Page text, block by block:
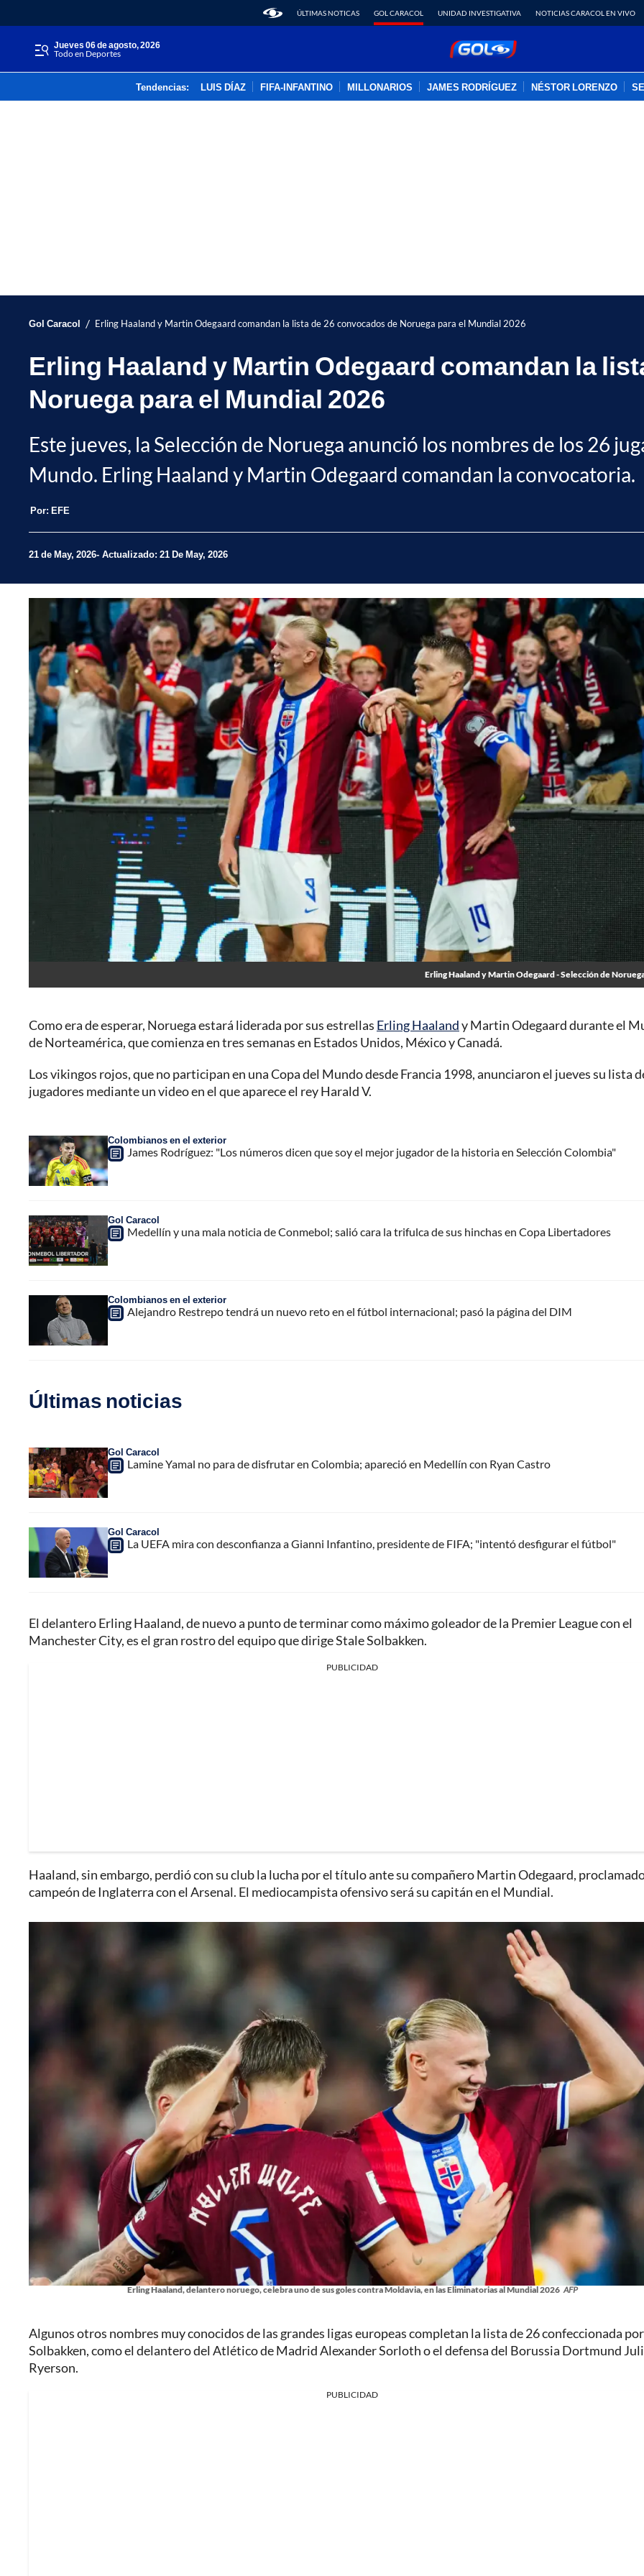
ÚLTIMAS NOTICAS GOL CARACOL UNIDAD INVESTIGATIVA NOTICIAS CARACOL EN VIVO
jueves 06 de agosto, 2026
Todo en Deportes
Tendencias: LUIS DÍAZ FIFA-INFANTINO MILLONARIOS JAMES RODRÍGUEZ NÉSTOR LORENZO
Gol Caracol / Erling Haaland y Martin Odegaard comandan la lista de 26 convocados de Noruega para el Mundial 2026
Erling Haaland y Martin Odegaard comandan la
Noruega para el Mundial 2026
Este jueves, la Selección de Noruega anunció los nombres de los 26
Mundo. Erling Haaland y Martin Odegaard comandan la convocatoria.
Por: EFE
21 de May, 2026 Actualizado: 21 De May, 2026
Erling Haaland y Martin Odegaard - Selección de
Como era de esperar, Noruega estará liderada por sus estrellas Erling Haalandy Martin Odegaard durante el
de Norteamérica, que comienza en tres semanas en Estados Unidos, México y Canadá.
Los vikingos rojos, que no participan en una Copa del Mundo desde Francia 1998, anunciaron el jueves su lista
jugadores mediante un video en el que aparece el rey Harald V.
Colombianos en el exterior
James Rodríguez: "Los números dicen que soy el mejor jugador de la historia en Selección Colombia"
Gol Caracol
Medellín y una mala noticia de Conmebol; salió cara la trifulca de sus hinchas en Copa Libertadores
Colombianos en el exterior
Alejandro Restrepo tendrá un nuevo reto en el fútbol internacional; pasó la página del DIM
Últimas noticias
Gol Caracol
Lamine Yamal no para de disfrutar en Colombia; apareció en Medellín con Ryan Castro
Gol Caracol
La UEFA mira con desconfianza a Gianni Infantino, presidente de FIFA; "intentó desfigurar el fútbol"
El delantero Erling Haaland, de nuevo a punto de terminar como máximo goleador de la Premier League con el
Manchester City, es el gran rostro del equipo que dirige Stale Solbakken.
PUBLICIDAD
Haaland, sin embargo, perdió con su club la lucha por el título ante su compañero Martin Odegaard,
campeón de Inglaterra con el Arsenal. El mediocampista ofensivo será su capitán en el Mundial.
Erling Haaland, delantero noruego, celebra uno de sus goles contra Moldavia, en las Eliminatorias al Mundial 2026 AFP
Algunos otros nombres muy conocidos de las grandes ligas europeas completan la lista de 26 confeccionada por
Solbakken, como el delantero del Atlético de Madrid Alexander Sorloth o el defensa del Borussia Dortmund
Ryerson.
PUBLICIDAD